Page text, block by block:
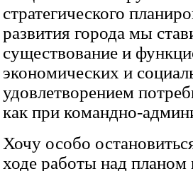
стратегического
развития города мы
существование и
экономических и
удовлетворением
как при командно-
Хочу особо
ходе работы над планом